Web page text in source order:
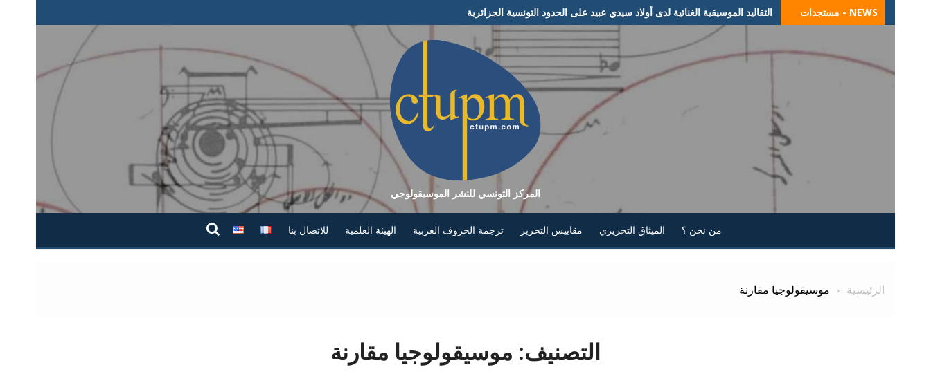
Skip
to
NEWS - مستجدات التقاليد الموسيقية الغنائية لدى أولاد سيدي عبيد على الحدود التونسية الجزائرية
المركز التونسي للنشر الموسيقولوجي
من نحن ؟ الميثاق التحريري مقاييس التحرير ترجمة الحروف العربية الهيئة العلمية للاتصال بنا
الرئيسية موسيقولوجيا مقارنة
التصنيف: موسيقولوجيا مقارنة